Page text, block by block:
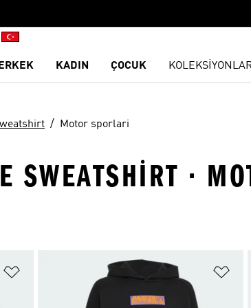
ERKEK KADIN ÇOCUK
Motor sporlari
SWEATSHIRT ·
Favori Listesine Ekle